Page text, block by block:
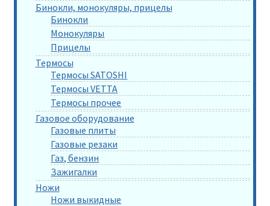
Бинокли, монокуляры, прицелы
Бинокли
Монокуляры
Прицелы
Термосы
Термосы SATOSHI
Термосы VETTA
Термосы прочее
Газовое оборудование
Газовые плиты
Газовые резаки
Газ, бензин
Зажигалки
Ножи
Ножи выкидные